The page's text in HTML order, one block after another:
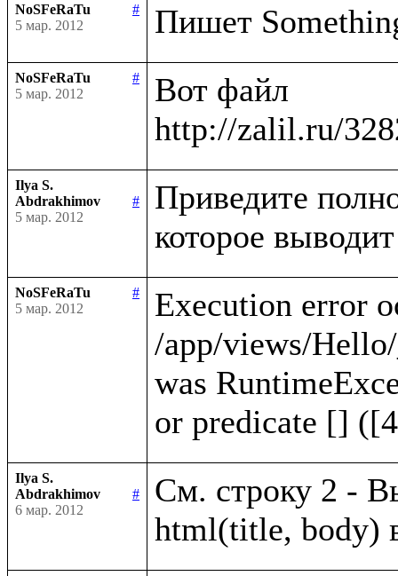
NoSFeRaTu
#
5 мар. 2012
NoSFeRaTu
#
5 мар. 2012
Вот файл
Ilya S.
Abdrakhimov
#
5 мар. 2012
Приведите
NoSFeRaTu
#
5 мар. 2012
Execution error
/app/views/
was
Ilya S.
Abdrakhimov
#
6 мар. 2012
См. строку 2 -